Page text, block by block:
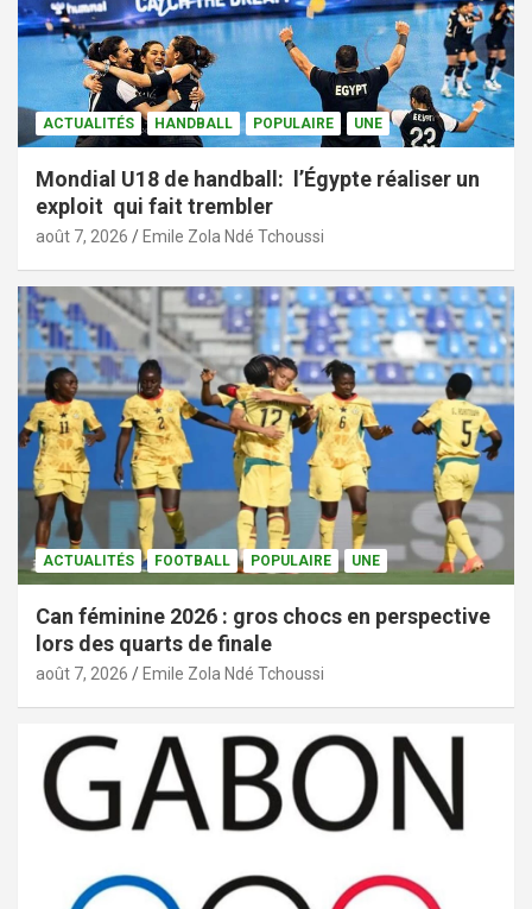
ACTUALITÉS HANDBALL POPULAIRE UNE
Mondial U18 de handball: l’Égypte réaliser un
exploit qui fait trembler
août 7, 2026 Emile Zola Ndé Tchoussi
ACTUALITÉS FOOTBALL POPULAIRE UNE
Can féminine 2026 : gros chocs en perspective
lors des quarts de finale
août 7, 2026 Emile Zola Ndé Tchoussi